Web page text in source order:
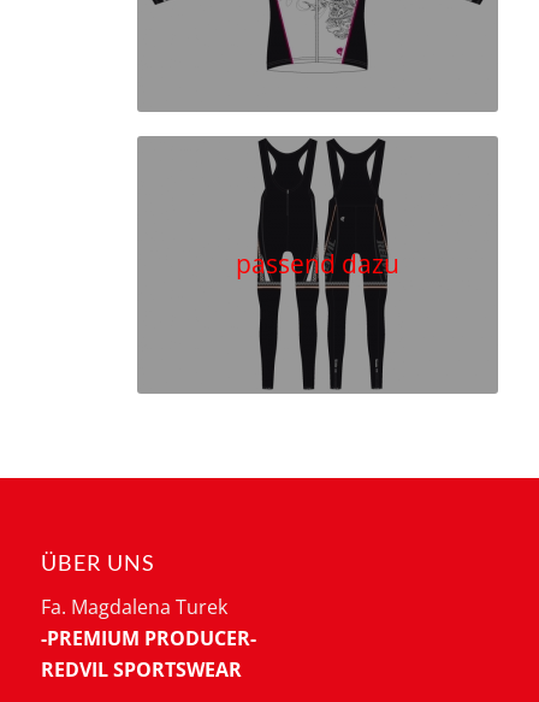
passend dazu
ÜBER UNS
Fa. Magdalena Turek
-PREMIUM PRODUCER-
REDVIL SPORTSWEAR